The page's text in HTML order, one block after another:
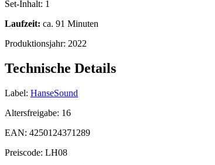
Set-Inhalt: 1
Laufzeit: ca. 91 Minuten
Produktionsjahr: 2022
Technische Details
Label: HanseSound
Altersfreigabe: 16
EAN: 4250124371289
Preiscode: LH08